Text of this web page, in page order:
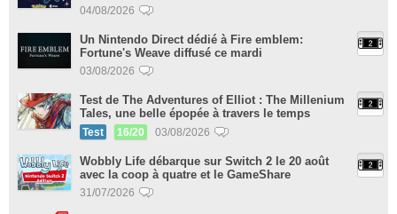
04/08/2026
Un Nintendo Direct dédié à Fire emblem:
Fortune's Weave diffusé ce mardi
03/08/2026
Test de The Adventures of Elliot : The Millenium
Tales, une belle épopée à travers le temps
Test 16/20 03/08/2026
Wobbly Life débarque sur Switch 2 le 20 août
avec la coop à quatre et le GameShare
31/07/2026